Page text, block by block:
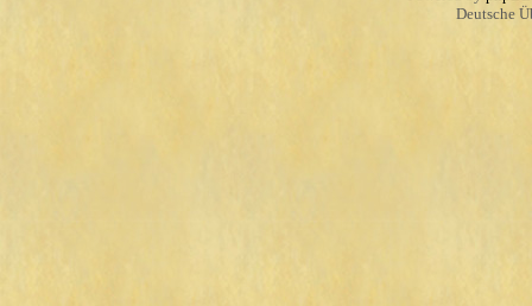
Deutsche